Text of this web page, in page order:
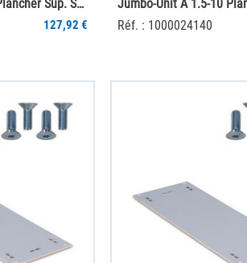
Jumbo-Unit A 1.5-7 Plancher Sup. SGR PS
127,92 €
Réf. : 1000024140